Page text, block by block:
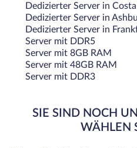
Dedizierter Server in
Dedizierter Server in
Dedizierter Server in
Server mit DDR5
Server mit 8GB RAM
Server mit 48GB RAM
Server mit DDR3
SIE SIND NOCH
WÄHLEN